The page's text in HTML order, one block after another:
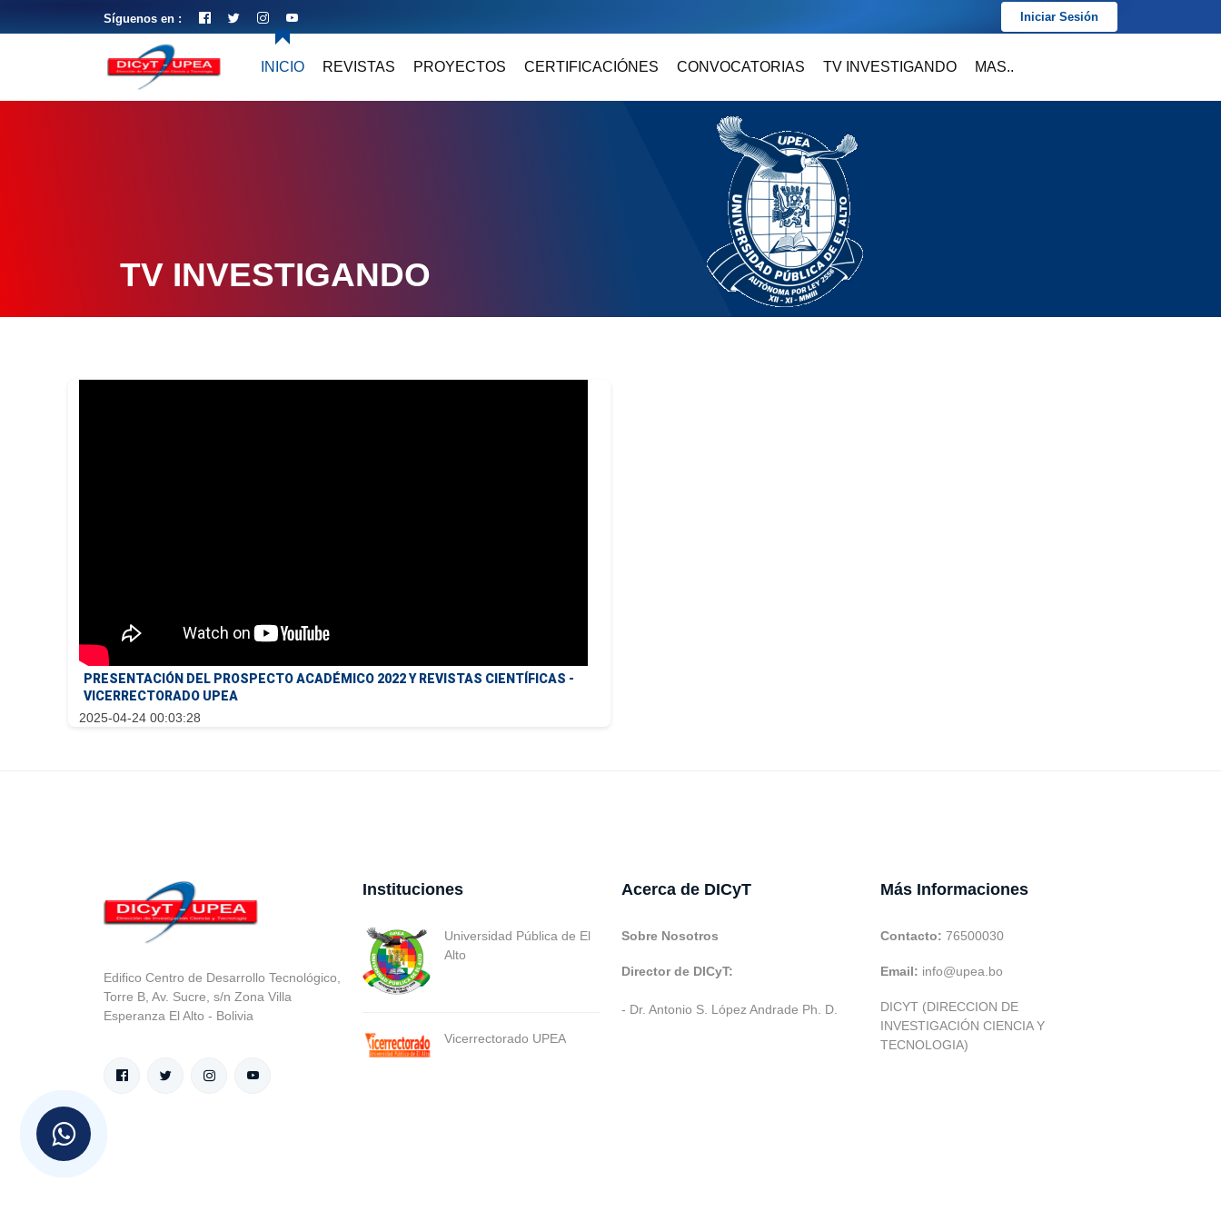
Síguenos en : Iniciar Sesión
INICIO REVISTAS PROYECTOS CERTIFICACIÓNES CONVOCATORIAS TV INVESTIGANDO MAS..
TV INVESTIGANDO
PRESENTACIÓN DEL PROSPECTO ACADÉMICO 2022 Y REVISTAS CIENTÍFICAS -
VICERRECTORADO UPEA
2025-04-24 00:03:28
Edifico Centro de Desarrollo Tecnológico,
Torre B, Av. Sucre, s/n Zona Villa
Esperanza El Alto - Bolivia
Instituciones
Universidad Pública de El
Alto
Vicerrectorado UPEA
Acerca de DICyT
Sobre Nosotros
Director de DICyT:
- Dr. Antonio S. López Andrade Ph. D.
Más Informaciones
Contacto: 76500030
Email: info@upea.bo
DICYT (DIRECCION DE
INVESTIGACIÓN CIENCIA Y
TECNOLOGIA)